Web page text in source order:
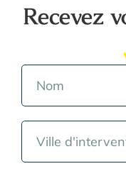
Recevez